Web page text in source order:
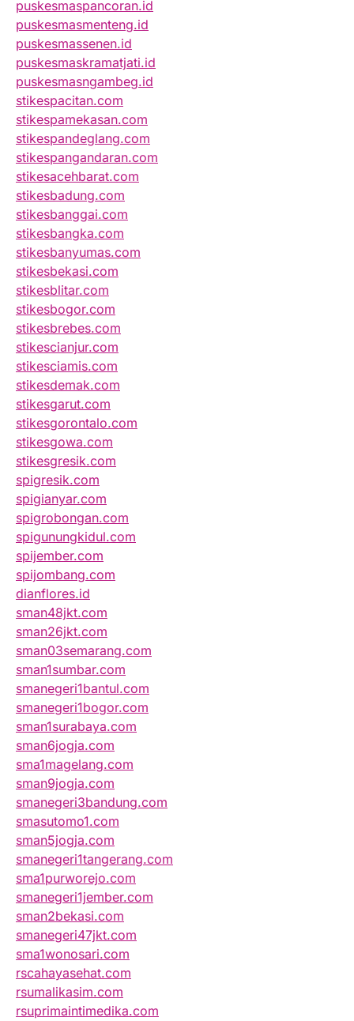
puskesmaspancoran.id
puskesmasmenteng.id
puskesmassenen.id
puskesmaskramatjati.id
puskesmasngambeg.id
stikespacitan.com
stikespamekasan.com
stikespandeglang.com
stikespangandaran.com
stikesacehbarat.com
stikesbadung.com
stikesbanggai.com
stikesbangka.com
stikesbanyumas.com
stikesbekasi.com
stikesblitar.com
stikesbogor.com
stikesbrebes.com
stikescianjur.com
stikesciamis.com
stikesdemak.com
stikesgarut.com
stikesgorontalo.com
stikesgowa.com
stikesgresik.com
spigresik.com
spigianyar.com
spigrobongan.com
spigunungkidul.com
spijember.com
spijombang.com
dianflores.id
sman48jkt.com
sman26jkt.com
sman03semarang.com
sman1sumbar.com
smanegeri1bantul.com
smanegeri1bogor.com
sman1surabaya.com
sman6jogja.com
sma1magelang.com
sman9jogja.com
smanegeri3bandung.com
smasutomo1.com
sman5jogja.com
smanegeri1tangerang.com
sma1purworejo.com
smanegeri1jember.com
sman2bekasi.com
smanegeri47jkt.com
sma1wonosari.com
rscahayasehat.com
rsumalikasim.com
rsuprimaintimedika.com